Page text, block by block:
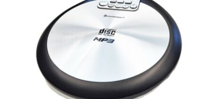
CD-MP3-Player soundmaster